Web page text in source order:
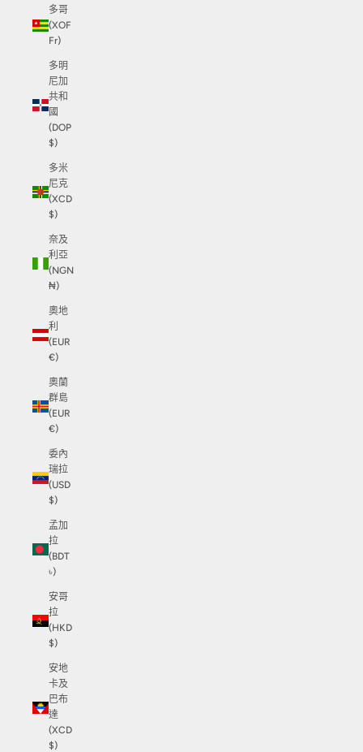
多哥
(XOF
Fr)
多明
尼加
共和
國
(DOP
$)
多米
尼克
(XCD
$)
奈及
利亞
(NGN
₦)
奧地
利
(EUR
€)
奧蘭
群島
(EUR
€)
委內
瑞拉
(USD
$)
孟加
拉
(BDT
৳)
安哥
拉
(HKD
$)
安地
卡及
巴布
達
(XCD
$)